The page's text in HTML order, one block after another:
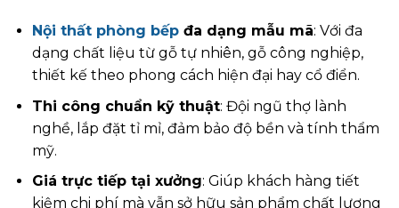
Nội thất phòng bếpđa dạng mẫu mã: Với đa
dạng chất liệu từ gỗ tự nhiên, gỗ công nghiệp,
thiết kế theo phong cách hiện đại hay cổ điển.
Thi công chuẩn kỹ thuật: Đội ngũ thợ lành
nghề, lắp đặt tỉ mỉ, đảm bảo độ bền và tính thẩm
mỹ.
Giá trực tiếp tại xưởng: Giúp khách hàng tiết
kiệm chi phí mà vẫn sở hữu sản phẩm chất lượng